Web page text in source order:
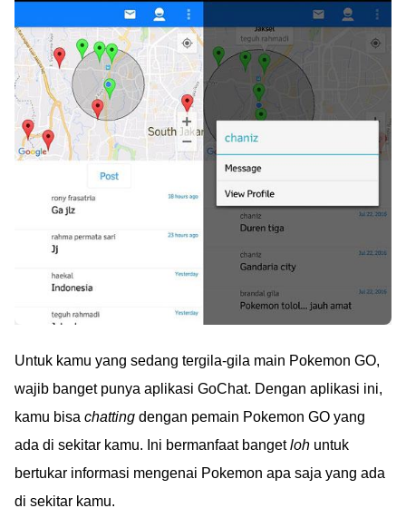
Untuk kamu yang sedang tergila-gila main Pokemon GO,
wajib banget punya aplikasi GoChat. Dengan aplikasi ini,
kamu bisa chatting dengan pemain Pokemon GO yang
ada di sekitar kamu. Ini bermanfaat bangetloh untuk
bertukar informasi mengenai Pokemon apa saja yang ada
di sekitar kamu.